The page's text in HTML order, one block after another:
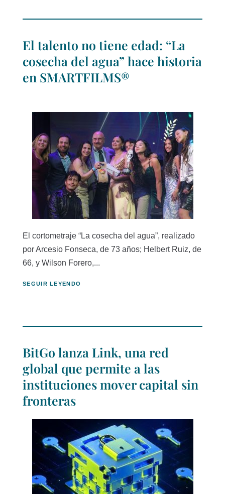
El talento no tiene edad: “La
cosecha del agua” hace historia
en SMARTFILMS®
El cortometraje “La cosecha del agua”, realizado
por Arcesio Fonseca, de 73 años; Helbert Ruiz, de
66, y Wilson Forero,...
SEGUIR LEYENDO
BitGo lanza Link, una red
global que permite a las
instituciones mover capital sin
fronteras